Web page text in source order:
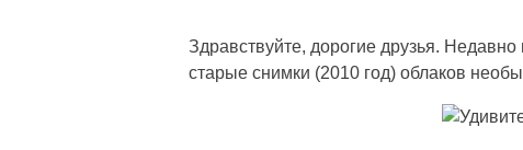
Здравствуйте, дорогие друзья.
старые снимки (2010 год) облаков